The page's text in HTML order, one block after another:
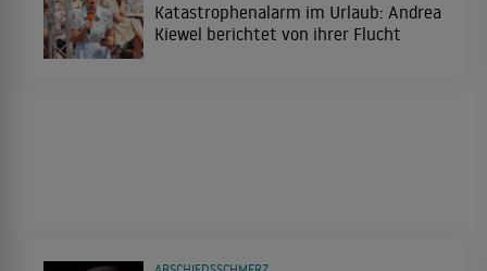
Katastrophenalarm im Urlaub: Andrea
Kiewel berichtet von ihrer Flucht